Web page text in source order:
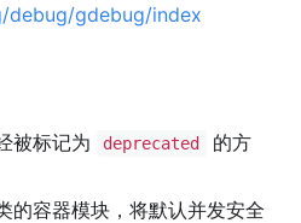
gdebug/index
被标记为 deprecated
的方
的容器模块，将默认并发安全